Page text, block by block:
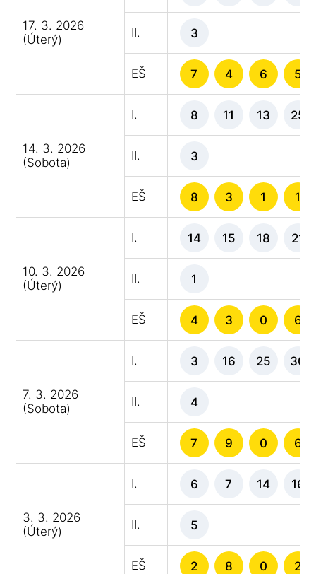
17. 3. 2026
(Úterý)
II. 3
EŠ 7 4 6 5
14. 3. 2026
(Sobota)
I. 8 11 13 25
II. 3
EŠ 8 3 1 1
10. 3. 2026
(Úterý)
I. 14 15 18 21
II. 1
EŠ 4 3 0 6
7. 3. 2026
(Sobota)
I. 3 16 25 30
II. 4
EŠ 7 9 0 6
3. 3. 2026
(Úterý)
I. 6 7 14 16
II. 5
EŠ 2 8 0 2